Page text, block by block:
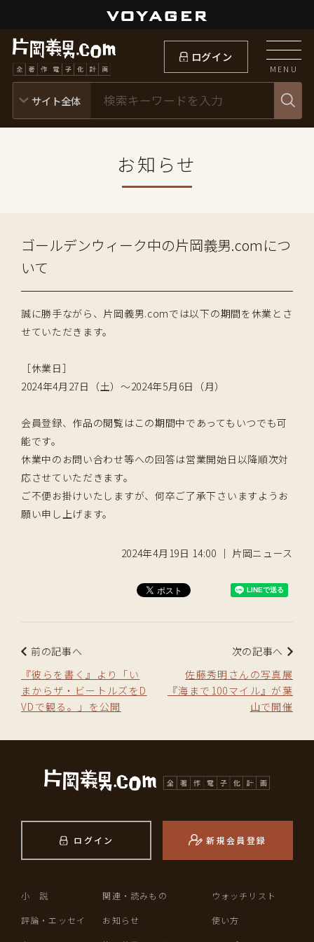
ログイン
MENU
お知らせ
ゴールデンウィーク中の片岡義男.comにつ
いて
誠に勝手ながら、片岡義男.comでは以下の期間を休業とさ
せていただきます。
［休業日］
2024年4月27日（土）〜2024年5月6日（月）
会員登録、作品の閲覧はこの期間中であってもいつでも可
能です。
休業中のお問い合わせ等への回答は営業開始日以降順次対
応させていただきます。
ご不便お掛けいたしますが、何卒ご了承下さいますようお
願い申し上げます。
2024年4月19日 14:00 ｜ 片岡ニュース
前の記事へ
『彼らを書く』より「い
まからザ・ビートルズをD
VDで観る。」を公開
次の記事へ
佐藤秀明さんの写真展
『海まで100マイル』が葉
山で開催
ログイン 新規会員登録
小 説
評論・エッセイ
関連・読みもの
お知らせ
ウォッチリスト
使い方